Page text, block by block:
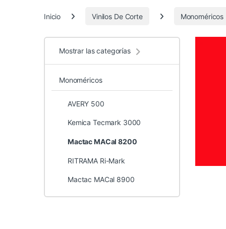
Inicio Vinilos De Corte Monoméricos
Mostrar las categorías
Monoméricos
AVERY 500
Kemica Tecmark 3000
Mactac MACal 8200
RITRAMA Ri-Mark
Mactac MACal 8900